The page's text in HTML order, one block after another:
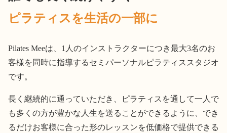
ピラティスを生活の一部に
Pilates Meeは、1人のインストラクターにつき最大3名のお
客様を同時に指導するセミパーソナルピラティススタジオ
です。
長く継続的に通っていただき、ピラティスを通して一人で
も多くの方が豊かな人生を送ることができるように、でき
るだけお客様に合った形のレッスンを低価格で提供できる